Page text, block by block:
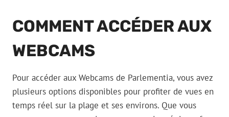
COMMENT ACCÉDER AUX
WEBCAMS
Pour accéder aux Webcams de Parlementia, vous avez
plusieurs options disponibles pour profiter de vues en
temps réel sur la plage et ses environs. Que vous